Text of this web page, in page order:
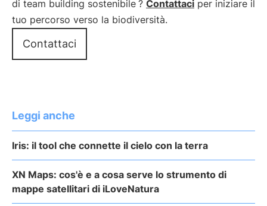
di team building sostenibile ? Contattaci per iniziare il
tuo percorso verso la biodiversità.
Contattaci
Leggi anche
Iris: il tool che connette il cielo con la terra
XN Maps: cos'è e a cosa serve lo strumento di
mappe satellitari di iLoveNatura